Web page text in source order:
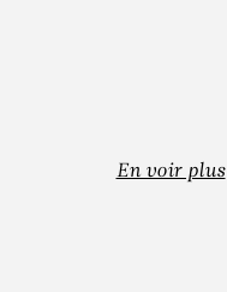
En voir plus